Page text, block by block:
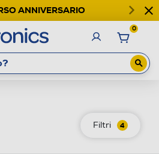
ANNIVERSARIO
0
Filtri 4